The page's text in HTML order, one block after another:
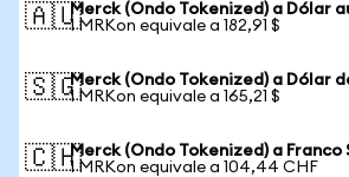
🇦🇺Merck (Ondo Tokenized) a Dólar
1 MRKon equivale a 182,91 $
🇸🇬Merck (Ondo Tokenized) a Dólar
1 MRKon equivale a 165,21 $
🇨🇭Merck (Ondo Tokenized) a Franco
1 MRKon equivale a 104,44 CHF